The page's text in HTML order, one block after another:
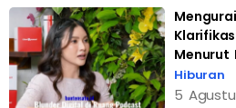
Menurut
Hiburan
5